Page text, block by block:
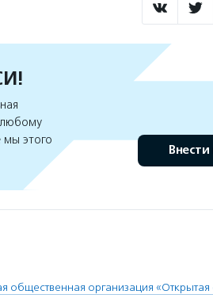
мы этого
Внести
общественная организация «Открытая